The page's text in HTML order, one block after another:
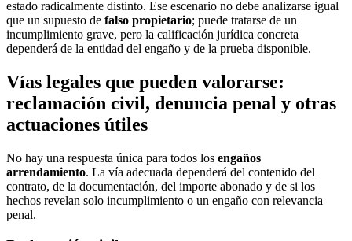
estado radicalmente distinto. Ese escenario no debe analizarse igual
que un supuesto de falso propietario; puede tratarse de un
incumplimiento grave, pero la calificación jurídica concreta
dependerá de la entidad del engaño y de la prueba disponible.
Vías legales que pueden valorarse:
reclamación civil, denuncia penal y otras
actuaciones útiles
No hay una respuesta única para todos los engaños
arrendamiento. La vía adecuada dependerá del contenido del
contrato, de la documentación, del importe abonado y de si los
hechos revelan solo incumplimiento o un engaño con relevancia
penal.